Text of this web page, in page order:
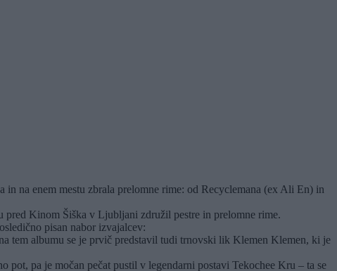
na enem mestu zbrala prelomne rime: od Recyclemana (ex Ali En) in
pred Kinom Šiška v Ljubljani združil pestre in prelomne rime.
pisan nabor izvajalcev:
tem albumu se je prvič predstavil tudi trnovski lik Klemen Klemen, ki je
pot, pa je močan pečat pustil v legendarni postavi Tekochee Kru – ta se